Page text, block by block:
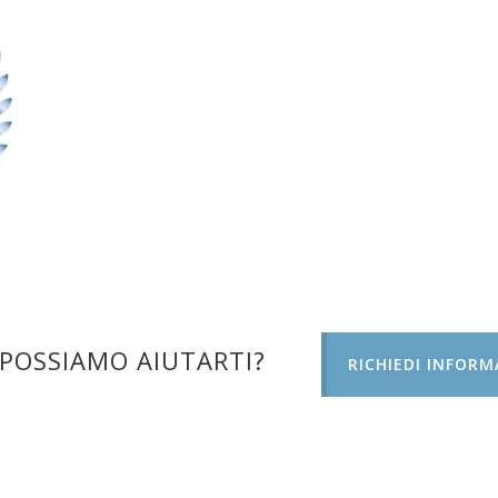
AIUTARTI? RICHIEDI